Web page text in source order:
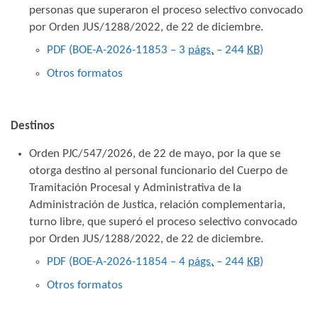
personas que superaron el proceso selectivo convocado
por Orden JUS/1288/2022, de 22 de diciembre.
PDF (BOE-A-2026-11853 – 3 págs. – 244 KB)
Otros formatos
Destinos
Orden PJC/547/2026, de 22 de mayo, por la que se
otorga destino al personal funcionario del Cuerpo de
Tramitación Procesal y Administrativa de la
Administración de Justica, relación complementaria,
turno libre, que superó el proceso selectivo convocado
por Orden JUS/1288/2022, de 22 de diciembre.
PDF (BOE-A-2026-11854 – 4 págs. – 244 KB)
Otros formatos